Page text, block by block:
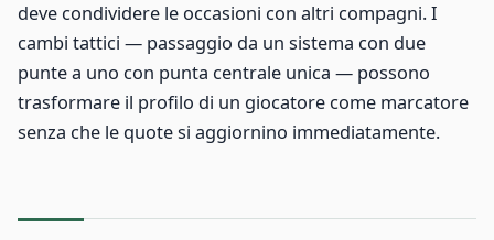
deve condividere le occasioni con altri compagni. I
cambi tattici — passaggio da un sistema con due
punte a uno con punta centrale unica — possono
trasformare il profilo di un giocatore come marcatore
senza che le quote si aggiornino immediatamente.